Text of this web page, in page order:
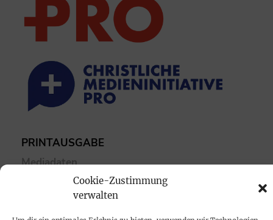
Cookie-Zustimmung
verwalten
PRINTAUSGABE
Mediadaten
PROKOMPAKT
Impressum